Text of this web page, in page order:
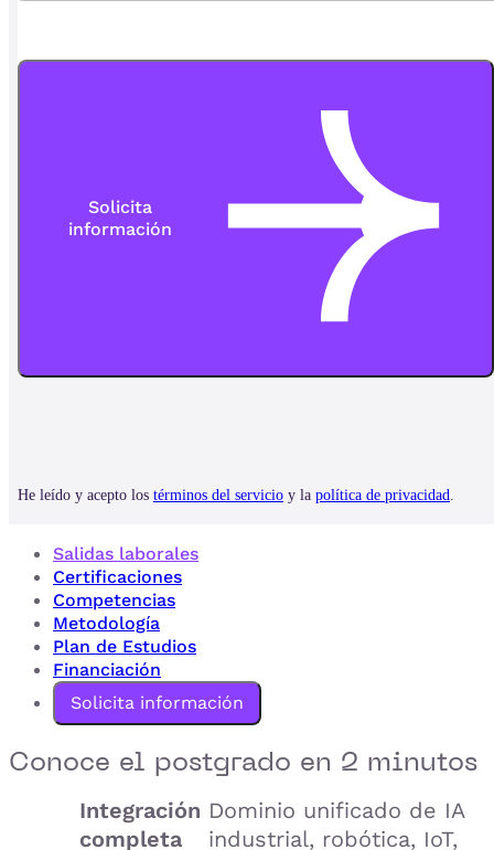
Salidas laborales
Certificaciones
Competencias
Metodología
Plan de Estudios
Financiación
Solicita información
Conoce el postgrado en 2 minutos
Integración
completa
Dominio unificado de IA
industrial, robótica, IoT,